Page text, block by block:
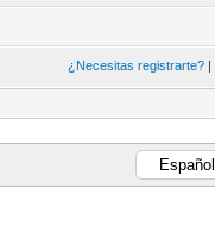
¿Necesitas registrarte? |